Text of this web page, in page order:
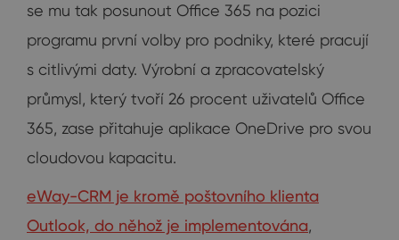
se mu tak posunout Office 365 na pozici
programu první volby pro podniky, které pracují
s citlivými daty. Výrobní a zpracovatelský
průmysl, který tvoří 26 procent uživatelů Office
365, zase přitahuje aplikace OneDrive pro svou
cloudovou kapacitu.
eWay-CRM je kromě poštovního klienta
Outlook, do něhož je implementována,